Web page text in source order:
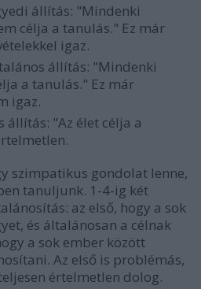
állítás: "Mindenki
célja a tanulás." Ez már
igaz.
állítás: "Mindenki
a tanulás." Ez már
igaz.
állítás: "Az élet célja a
szimpatikus gondolat lenne,
tanuljunk. 1-4-ig két
az első, hogy a sok
és általánosan a célnak
a sok ember között
Az első is problémás,
értelmetlen dolog.